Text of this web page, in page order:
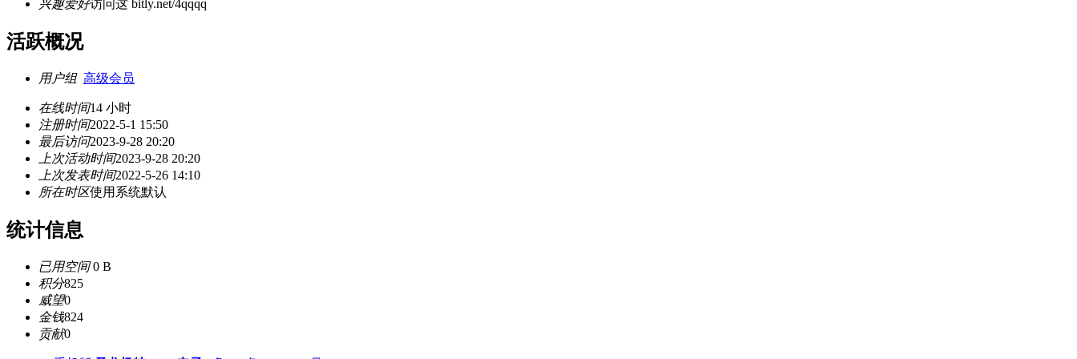
兴趣爱好访问这 bitly.net/4qqqq
活跃概况
用户组 高级会员
在线时间14 小时
注册时间2022-5-1 15:50
最后访问2023-9-28 20:20
上次活动时间2023-9-28 20:20
上次发表时间2022-5-26 14:10
所在时区使用系统默认
统计信息
已用空间0 B
积分825
威望0
金钱824
贡献0